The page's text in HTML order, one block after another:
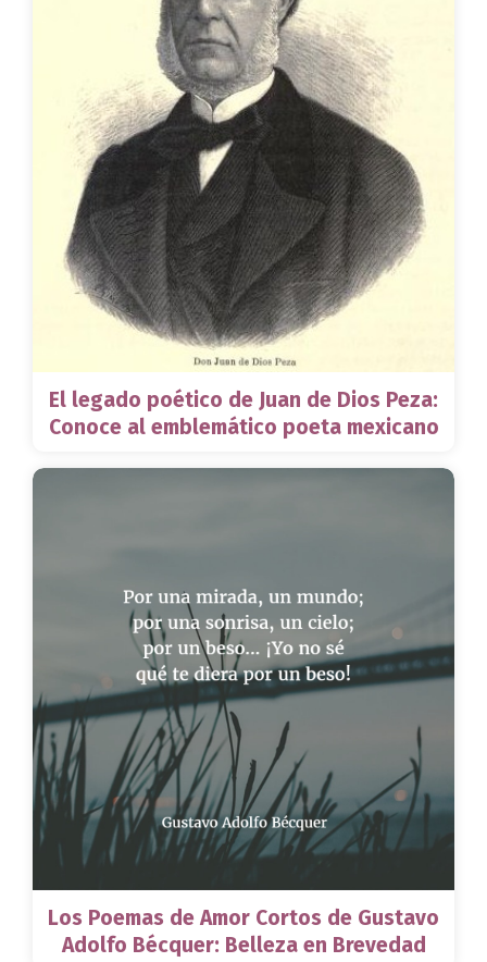
El legado poético de Juan de Dios Peza:
Conoce al emblemático poeta mexicano
Los Poemas de Amor Cortos de Gustavo
Adolfo Bécquer: Belleza en Brevedad